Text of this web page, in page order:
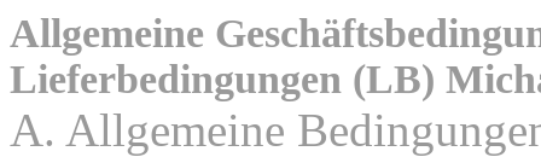
Allgemeine
Lieferbedingungen (LB)
A. Allgemeine